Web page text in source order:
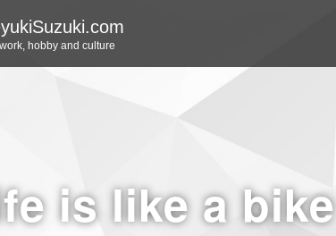
hobby and culture
is like a bike